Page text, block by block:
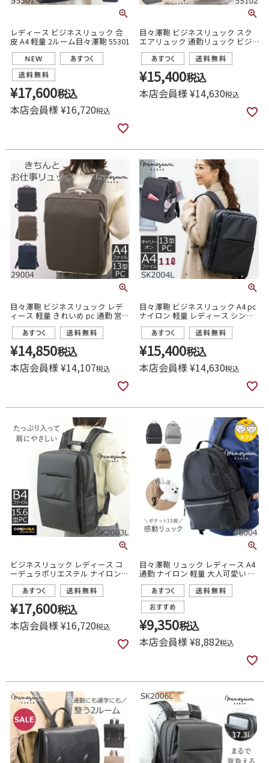
レディース ビジネスリュック 合
皮 A4 軽量 2ルーム目々澤鞄 55301
¥17,600税込
本店会員様¥16,720税込
目々澤鞄 ビジネスリュック スク
エアリュック 通勤リュック ビジ
ネスバッグ 大容量 軽い 軽量 ノー
トpc レディース おしゃれ きれい
め 55102
¥15,400税込
本店会員様¥14,630税込
目々澤鞄 ビジネスリュック レデ
ィース 軽量 きれいめ pc 通勤 営業
29004
¥14,850税込
本店会員様¥14,107税込
目々澤鞄 ビジネスリュック A4 pc
ナイロン 軽量 レディース シンプ
ル きれいめ スーツにおかしくな
い 通勤 営業 出張
¥15,400税込
本店会員様¥14,630税込
ビジネスリュック レディース コ
ーデュラポリエステル ナイロン
大容量 B4 15インチPC ビジネスバ
ッグ 目々澤鞄 sk2003l
¥17,600税込
本店会員様¥16,720税込
目々澤鞄 リュック レディース A4
通勤 ナイロン 軽量 大人可愛い 撥
水 旅行 N.F 40004
¥9,350税込
本店会員様¥8,882税込